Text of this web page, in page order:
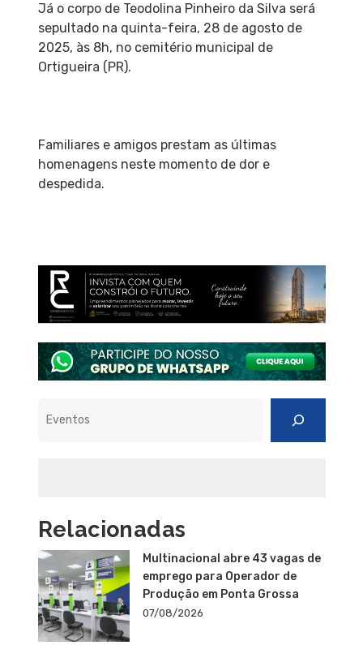
Já o corpo de Teodolina Pinheiro da Silva será
sepultado na quinta-feira, 28 de agosto de
2025, às 8h, no cemitério municipal de
Ortigueira (PR).
Familiares e amigos prestam as últimas
homenagens neste momento de dor e
despedida.
Relacionadas
Multinacional abre 43 vagas de
emprego para Operador de
Produção em Ponta Grossa
07/08/2026